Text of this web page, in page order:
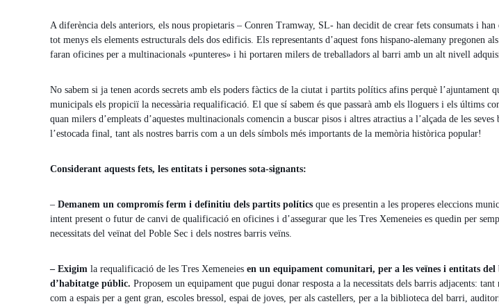
A diferència dels anteriors, els nous propietaris – Conren Tramway, SL- han decidit de crear fets consumats i han
tot menys els elements estructurals dels dos edificis. Els representants d’aquest fons hispano-alemany pregonen
faran oficines per a multinacionals «punteres» i hi portaren milers de treballadors al barri amb un alt nivell
No sabem si ja tenen acords secrets amb els poders fàctics de la ciutat i partits polítics afins perquè l’ajuntament
municipals els propiciï la necessària requalificació. El que sí sabem és que passarà amb els lloguers i els últims
quan milers d’empleats d’aquestes multinacionals comencin a buscar pisos i altres atractius a l’alçada de les seves
l’estocada final, tant als nostres barris com a un dels símbols més importants de la memòria històrica popular!
Considerant aquests fets, les entitats i persones sota-signants:
– Demanem un compromís ferm i definitiu dels partits polítics que es presentin a les properes eleccions
intent present o futur de canvi de qualificació en oficines i d’assegurar que les Tres Xemeneies es quedin per
necessitats del veïnat del Poble Sec i dels nostres barris veïns.
– Exigim la requalificació de les Tres Xemeneies en un equipament comunitari, per a les veïnes i entitats
d’habitatge públic. Proposem un equipament que pugui donar resposta a la necessitats dels barris adjacents: tant
com a espais per a gent gran, escoles bressol, espai de joves, per als castellers, per a la biblioteca del barri,